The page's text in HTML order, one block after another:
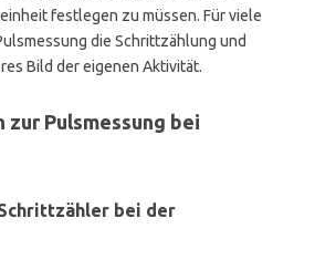
festlegen zu müssen. Für viele
die Schrittzählung und
Bild der eigenen Aktivität.
zur Pulsmessung bei
bei der